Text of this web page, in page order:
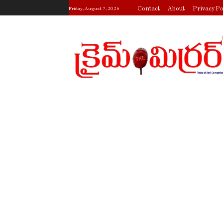
Friday, August 7, 2026 Contact About Privacy